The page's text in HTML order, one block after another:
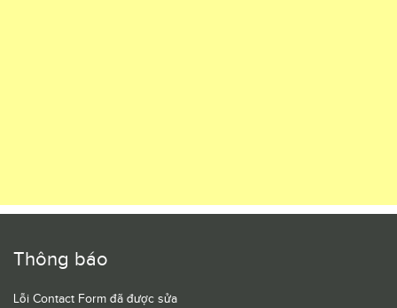
Thông báo
Lỗi Contact Form đã được sửa